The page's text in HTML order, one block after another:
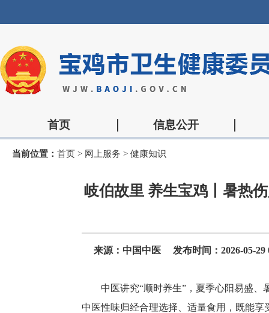
首页 信息公开
当前位置： 首页 > 网上服务 > 健康知识
岐伯故里 养生宝鸡丨暑热
来源：中国中医 发布时间：2026-05-29
中医讲究“顺时养生”，夏季心阳易盛
中医性味归经合理选择、适量食用，既能